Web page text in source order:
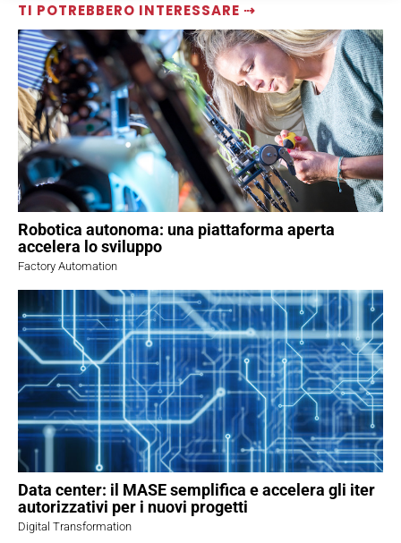
TI POTREBBERO INTERESSARE ⇢
Robotica autonoma: una piattaforma aperta
accelera lo sviluppo
Factory Automation
Data center: il MASE semplifica e accelera gli iter
autorizzativi per i nuovi progetti
Digital Transformation